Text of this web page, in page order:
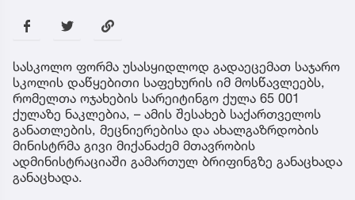
სასკოლო ფორმა უსასყიდლოდ გადაეცემათ საჯარო
სკოლის დაწყებითი საფეხურის იმ მოსწავლეებს,
რომელთა ოჯახების სარეიტინგო ქულა 65 001
ქულაზე ნაკლებია, – ამის შესახებ საქართველოს
განათლების, მეცნიერებისა და ახალგაზრდობის
მინისტრმა გივი მიქანაძემ მთავრობის
ადმინისტრაციაში გამართულ ბრიფინგზე განაცხადა
განაცხადა.